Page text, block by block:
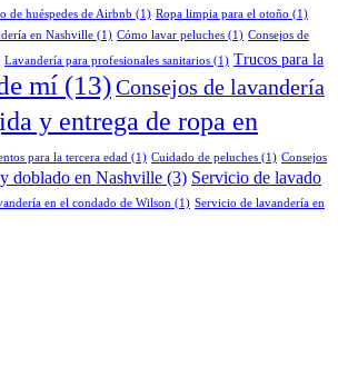
de huéspedes de Airbnb (1) Ropa limpia para el otoño (1)
en Nashville (1) Cómo lavar peluches (1) Consejos de
Lavandería para profesionales sanitarios (1) Trucos para la
mí (13)Consejos de lavandería
y entrega de ropa en
para la tercera edad (1) Cuidado de peluches (1) Consejos
doblado en Nashville (3) Servicio de lavado
en el condado de Wilson (1) Servicio de lavandería en